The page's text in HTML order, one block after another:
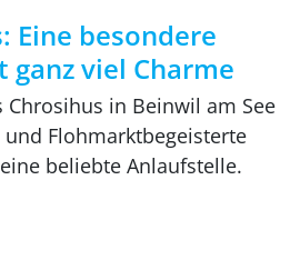
Eine besondere
ganz viel Charme
Chrosihus in Beinwil am See
Flohmarktbegeisterte
beliebte Anlaufstelle.